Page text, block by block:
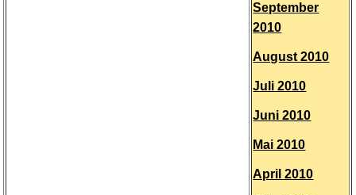
September
2010
August 2010
Juli 2010
Juni 2010
Mai 2010
April 2010